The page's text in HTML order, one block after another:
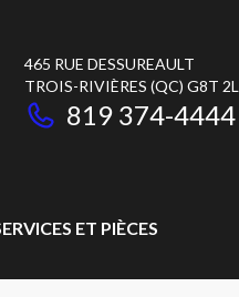
465 RUE DESSUREAULT
TROIS-RIVIÈRES (QC) G8T
819 374-4444
ET PIÈCES